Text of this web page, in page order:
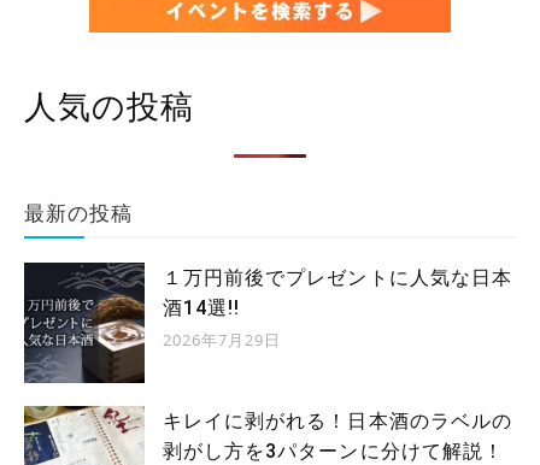
人気の投稿
最新の投稿
１万円前後でプレゼントに人気な日本
酒14選!!
2026年7月29日
キレイに剥がれる！日本酒のラベルの
剥がし方を3パターンに分けて解説！